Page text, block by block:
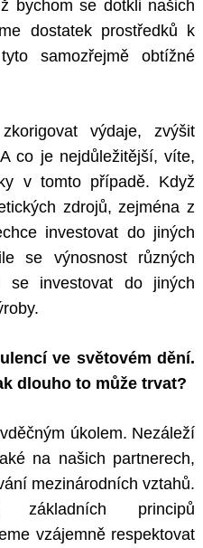
bychom se dotkli našich
dostatek prostředků k
samozřejmě obtížné
výdaje, zvýšit
co je nejdůležitější, víte,
v tomto případě. Když
zdrojů, zejména z
investovat do jiných
se výnosnost různých
se investovat do jiných
ve světovém dění.
dlouho to může trvat?
úkolem. Nezáleží
na našich partnerech,
mezinárodních vztahů.
principů
vzájemně respektovat